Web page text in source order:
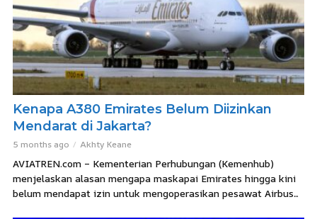
Kenapa A380 Emirates Belum Diizinkan
Mendarat di Jakarta?
5 months ago Akhty Keane
AVIATREN.com – Kementerian Perhubungan (Kemenhub)
menjelaskan alasan mengapa maskapai Emirates hingga kini
belum mendapat izin untuk mengoperasikan pesawat Airbus...